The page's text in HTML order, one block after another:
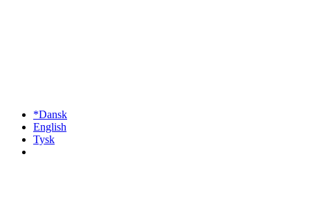
*Dansk
English
Tysk